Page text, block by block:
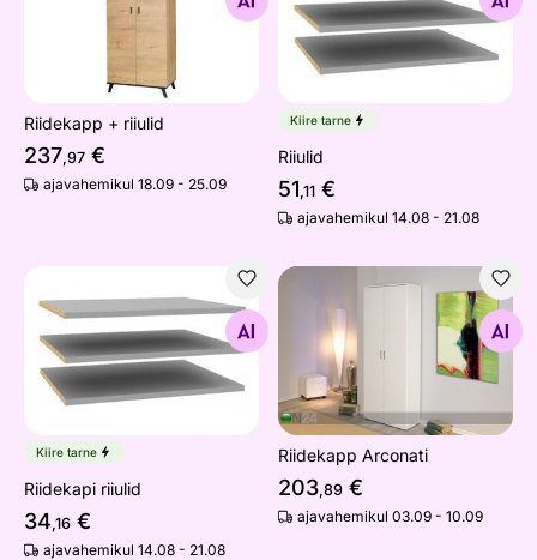
Riidekapp + riiulid
237,97 €
ajavahemikul 18.09 - 25.09
Kiire tarne
Riiulid
51,11 €
ajavahemikul 14.08 - 21.08
Riidekapi riiulid
Otsi sarnaseid
Kiire tarne
Riidekapi riiulid
34,16 €
ajavahemikul 14.08 - 21.08
Riidekapp Arconati
Otsi sarnaseid
Riidekapp Arconati
203,89 €
ajavahemikul 03.09 - 10.09